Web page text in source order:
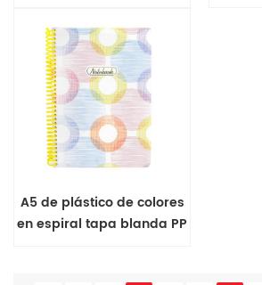
A5 de plástico de colores
en espiral tapa blanda PP